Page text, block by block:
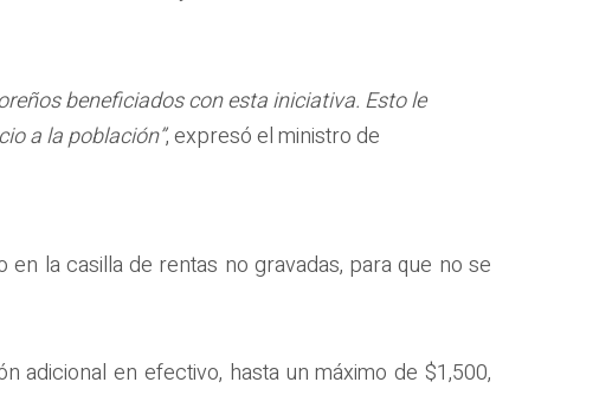
beneficiados con esta iniciativa. Esto le
a la población”, expresó el ministro de
la casilla de rentas no gravadas, para que no se
adicional en efectivo, hasta un máximo de $1,500,